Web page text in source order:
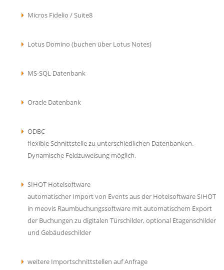
Micros Fidelio / Suite8
Lotus Domino (buchen über Lotus Notes)
MS-SQL Datenbank
Oracle Datenbank
ODBC
flexible Schnittstelle zu unterschiedlichen Datenbanken.
Dynamische Feldzuweisung möglich.
SIHOT Hotelsoftware
automatischer Import von Events aus der Hotelsoftware SIHOT
in meovis Raumbuchungssoftware mit automatischem Export
der Buchungen zu digitalen Türschilder, optional Etagenschilder
und Gebäudeschilder
weitere Importschnittstellen auf Anfrage